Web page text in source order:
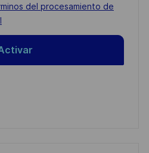
del procesamiento de